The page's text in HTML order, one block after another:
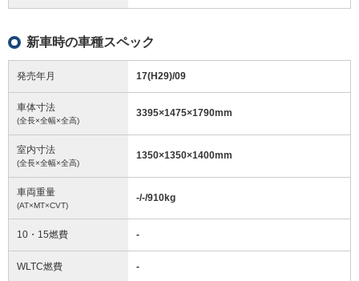
新車時の車種スペック
発売年月 17(H29)/09
車体寸法
(全長×全幅×全高)
3395×1475×1790mm
室内寸法
(全長×全幅×全高)
1350×1350×1400mm
車両重量
(AT×MT×CVT)
-/-/910kg
10・15燃費 -
WLTC燃費 -